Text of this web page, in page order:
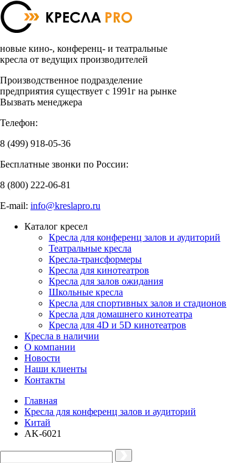
новые кино-, конференц- и театральные
кресла от ведущих производителей
Производственное подразделение
предприятия существует с 1991г на рынке
Вызвать менеджера
Телефон:
8 (499) 918-05-36
Бесплатные звонки по России:
8 (800) 222-06-81
E-mail: info@kreslapro.ru
Каталог кресел
Кресла для конференц залов и аудиторий
Театральные кресла
Кресла-трансформеры
Кресла для кинотеатров
Кресла для залов ожидания
Школьные кресла
Кресла для спортивных залов и стадионов
Кресла для домашнего кинотеатра
Кресла для 4D и 5D кинотеатров
Кресла в наличии
О компании
Новости
Наши клиенты
Контакты
Главная
Кресла для конференц залов и аудиторий
Китай
AK-6021